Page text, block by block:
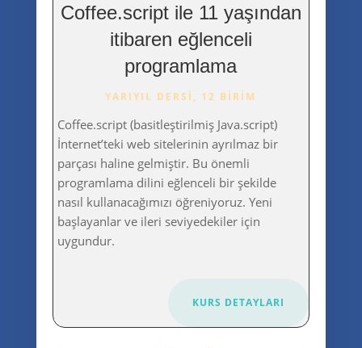
Coffee.script ile 11 yaşından
itibaren eğlenceli
programlama
YARIYIL DERSI, 12 BIRIM
Coffee.script (basitleştirilmiş Java.script)
İnternet’teki web sitelerinin ayrılmaz bir
parçası haline gelmiştir. Bu önemli
programlama dilini eğlenceli bir şekilde
nasıl kullanacağımızı öğreniyoruz. Yeni
başlayanlar ve ileri seviyedekiler için
uygundur.
KURS DETAYLARI